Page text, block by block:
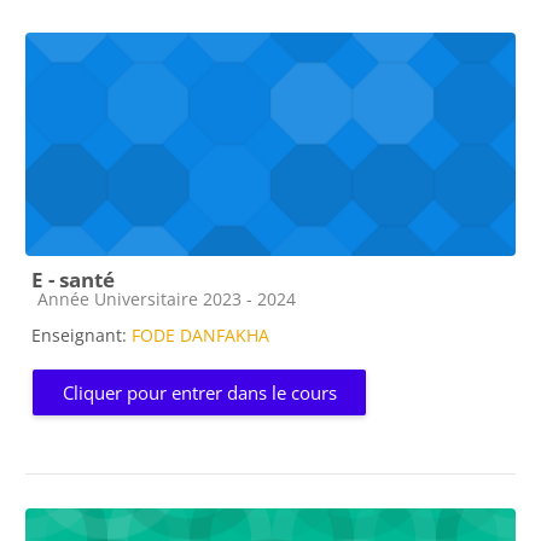
E - santé
Catégorie de cours
Année Universitaire 2023 - 2024
Enseignant: FODE DANFAKHA
Cliquer pour entrer dans le cours